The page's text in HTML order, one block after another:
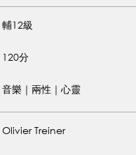
輔12級
120分
音樂｜兩性｜心靈
Olivier Treiner